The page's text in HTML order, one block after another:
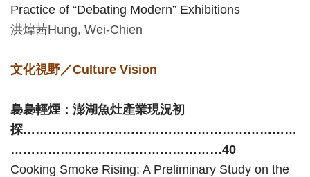
料
開
宣
著
權
Practice of “Debating Modern” Exhibitions
洪煒茜Hung, Wei-Chien
文化視野／Culture Vision
裊裊輕煙：澎湖魚灶產業現況初
探…………………………………………………………
……………………………………………40
Cooking Smoke Rising: A Preliminary Study on the